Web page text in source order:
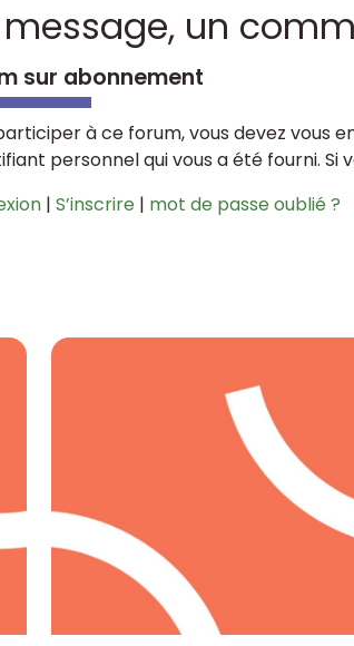
message, un
sur abonnement
à ce forum, vous devez vous
personnel qui vous a été fourni. Si
| S’inscrire | mot de passe oublié ?